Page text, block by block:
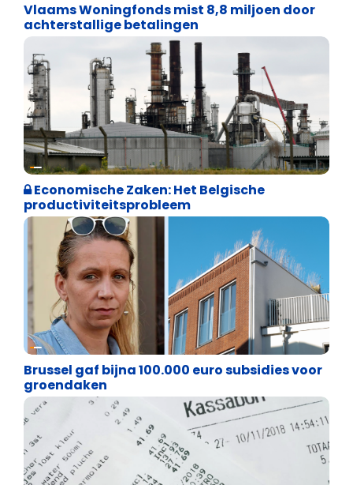
Vlaams Woningfonds mist 8,8 miljoen door
achterstallige betalingen
Financiële vrijheid
Economische Zaken: Het Belgische
productiviteitsprobleem
Financiële vrijheid
Brussel gaf bijna 100.000 euro subsidies voor
groendaken